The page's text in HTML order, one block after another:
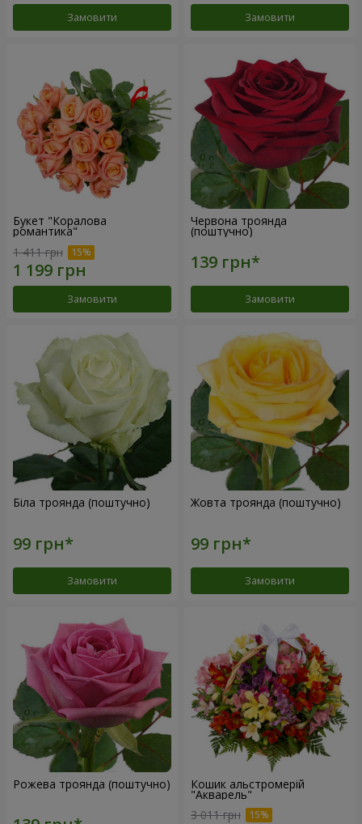
Замовити Замовити
Букет "Коралова
романтика"
1 411 грн
Замовити
Червона троянда
(поштучно)
Замовити
Біла троянда (поштучно)
Замовити
Жовта троянда (поштучно)
Замовити
Рожева троянда (поштучно) Кошик альстромерій
"Акварель"
3 011 грн